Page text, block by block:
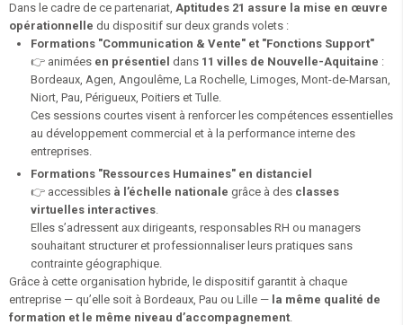
Dans le cadre de ce partenariat, Aptitudes 21 assure la mise en œuvre
opérationnelle du dispositif sur deux grands volets :
Formations "Communication & Vente" et "Fonctions Support"
👉 animées en présentiel dans 11 villes de Nouvelle-Aquitaine :
Bordeaux, Agen, Angoulême, La Rochelle, Limoges, Mont-de-Marsan,
Niort, Pau, Périgueux, Poitiers et Tulle.
Ces sessions courtes visent à renforcer les compétences essentielles
au développement commercial et à la performance interne des
entreprises.
Formations "Ressources Humaines" en distanciel
👉 accessibles à l’échelle nationale grâce à des classes
virtuelles interactives.
Elles s’adressent aux dirigeants, responsables RH ou managers
souhaitant structurer et professionnaliser leurs pratiques sans
contrainte géographique.
Grâce à cette organisation hybride, le dispositif garantit à chaque
entreprise — qu’elle soit à Bordeaux, Pau ou Lille — la même qualité de
formation et le même niveau d’accompagnement.